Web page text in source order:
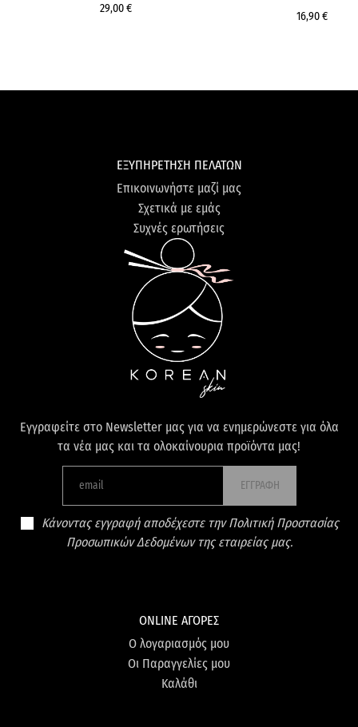
29,00 €
16,90 €
ΕΞΥΠΗΡΕΤΗΣΗ ΠΕΛΑΤΩΝ
Επικοινωνήστε μαζί μας
Σχετικά με εμάς
Συχνές ερωτήσεις
Εγγραφείτε στο Newsletter μας για να ενημερώνεστε για όλα
τα νέα μας και τα ολοκαίνουρια προϊόντα μας!
ΕΓΓΡΑΦΗ
Κάνοντας εγγραφή αποδέχεστε την Πολιτική Προστασίας
Προσωπικών Δεδομένων της εταιρείας μας.
ONLINE ΑΓΟΡΕΣ
Ο λογαριασμός μου
Οι Παραγγελίες μου
Καλάθι